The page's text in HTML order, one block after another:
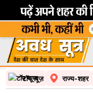
टॉप न्यूज़ राज्य-शहर